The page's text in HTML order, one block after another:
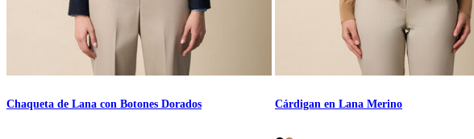
Chaqueta de Lana con Botones Dorados Cárdigan en Lana Merino